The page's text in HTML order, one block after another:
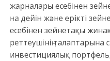
жарналары есебінен
на дейін және ерікті
есебінен зейнетақы
реттеушінің талаптарына
инвестициялық